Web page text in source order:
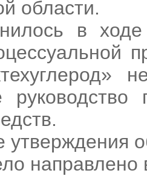
области.
в
утверждения